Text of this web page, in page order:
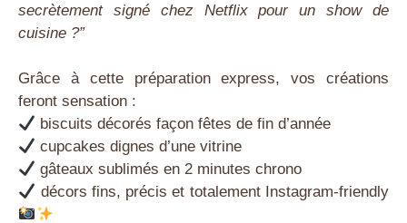
secrètement signé chez Netflix pour un show de
cuisine ?”
Grâce à cette préparation express, vos créations
feront sensation :
biscuits décorés façon fêtes de fin d’année
cupcakes dignes d’une vitrine
gâteaux sublimés en 2 minutes chrono
décors fins, précis et totalement Instagram-friendly